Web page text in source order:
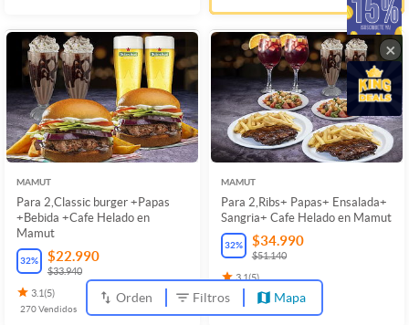
MAMUT
Para 2,Classic burger +Papas
+Bebida +Cafe Helado en
Mamut
32% $22.990
$33.940
3.1(5)
270Vendidos
MAMUT
Para 2,Ribs+ Papas+ Ensalada+
Sangria+ Cafe Helado en Mamut
32% $34.990
$51.140
3.1(5)
Vendidos
Orden Filtros Mapa
×